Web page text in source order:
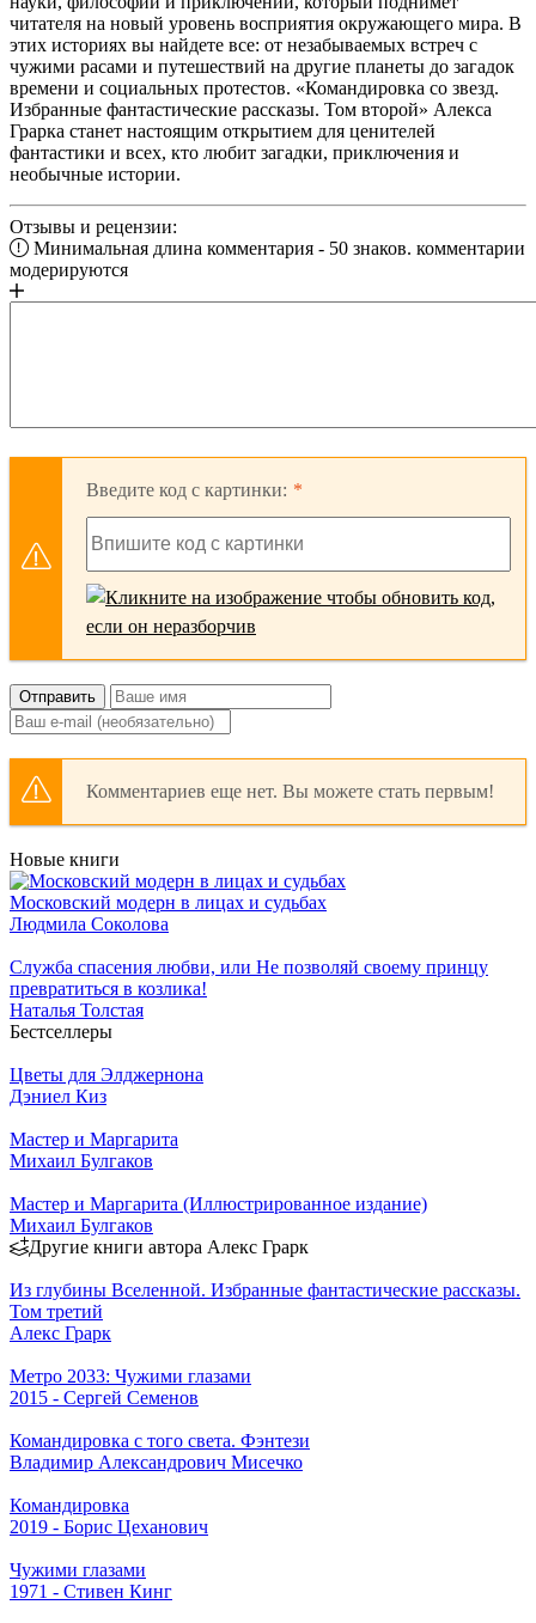
читателя на новый уровень восприятия окружающего мира. В
этих историях вы найдете все: от незабываемых встреч с
чужими расами и путешествий на другие планеты до загадок
времени и социальных протестов. «Командировка со звезд.
Избранные фантастические рассказы. Том второй» Алекса
Грарка станет настоящим открытием для ценителей
фантастики и всех, кто любит загадки, приключения и
необычные истории.
Отзывы и рецензии:
Минимальная длина комментария - 50 знаков. комментарии
модерируются
Введите код с картинки:
Отправить
Комментариев еще нет. Вы можете стать первым!
Новые книги
Московский модерн в лицах и судьбах
Людмила Соколова
Служба спасения любви, или Не позволяй своему принцу
превратиться в козлика!
Наталья Толстая
Бестселлеры
Цветы для Элджернона
Дэниел Киз
Мастер и Маргарита
Михаил Булгаков
Мастер и Маргарита (Иллюстрированное издание)
Михаил Булгаков
Другие книги автора Алекс Грарк
Из глубины Вселенной. Избранные фантастические рассказы.
Том третий
Алекс Грарк
Метро 2033: Чужими глазами
2015 - Сергей Семенов
Командировка с того света. Фэнтези
Владимир Александрович Мисечко
Командировка
2019 - Борис Цеханович
Чужими глазами
1971 - Стивен Кинг